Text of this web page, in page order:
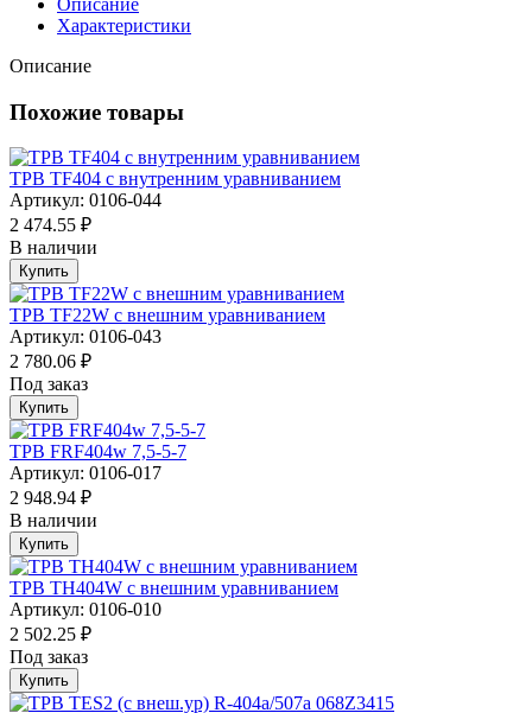
Характеристики
Описание
Похожие товары
ТРВ TF404 с внутренним уравниванием
Артикул: 0106-044
2 474.55 ₽
В наличии
Купить
ТРВ TF22W с внешним уравниванием
Артикул: 0106-043
2 780.06 ₽
Под заказ
Купить
ТРВ FRF404w 7,5-5-7
Артикул: 0106-017
2 948.94 ₽
В наличии
Купить
ТРВ TH404W с внешним уравниванием
Артикул: 0106-010
2 502.25 ₽
Под заказ
Купить